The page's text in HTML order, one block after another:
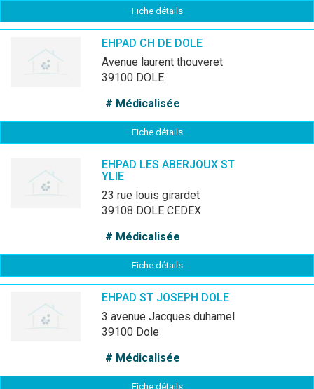
Fiche détails
EHPAD CH DE DOLE
avenue laurent thouveret
39100 DOLE
# Médicalisée
Fiche détails
EHPAD LES ABERJOUX ST
YLIE
23 rue louis girardet
39108 DOLE CEDEX
# Médicalisée
Fiche détails
EHPAD ST JOSEPH DOLE
3 avenue Jacques duhamel
39100 Dole
# Médicalisée
Fiche détails